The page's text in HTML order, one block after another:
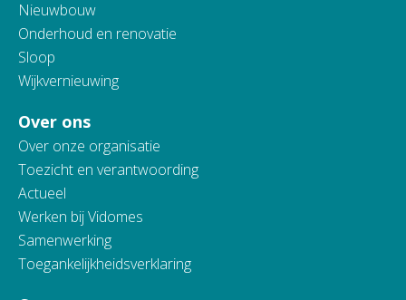
Nieuwbouw
Onderhoud en renovatie
Sloop
Wijkvernieuwing
Over ons
Over onze organisatie
Toezicht en verantwoording
Actueel
Werken bij Vidomes
Samenwerking
Toegankelijkheidsverklaring